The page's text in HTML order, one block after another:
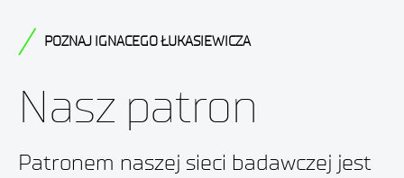
POZNAJ IGNACEGO ŁUKASIEWICZA
Nasz patron
Patronem naszej sieci badawczej jest